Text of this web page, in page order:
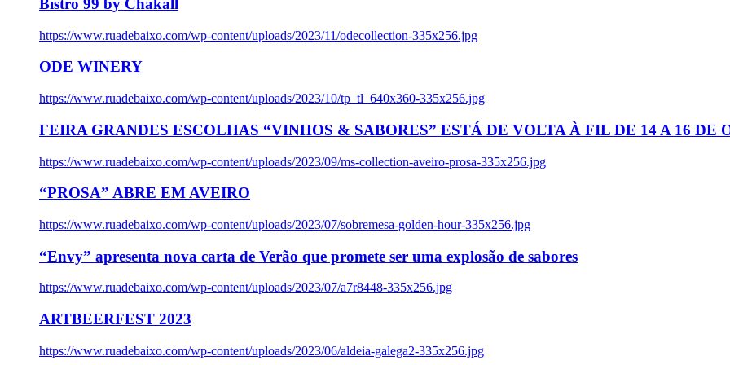
Bistro 99 by Chakall
https://www.ruadebaixo.com/wp-content/uploads/2023/11/odecollection-335x256.jpg
ODE WINERY
https://www.ruadebaixo.com/wp-content/uploads/2023/10/tp_tl_640x360-335x256.jpg
FEIRA GRANDES ESCOLHAS “VINHOS & SABORES” ESTÁ DE VOLTA À FIL DE 14 A 16 DE
https://www.ruadebaixo.com/wp-content/uploads/2023/09/ms-collection-aveiro-prosa-335x256.jpg
“PROSA” ABRE EM AVEIRO
https://www.ruadebaixo.com/wp-content/uploads/2023/07/sobremesa-golden-hour-335x256.jpg
“Envy” apresenta nova carta de Verão que promete ser uma explosão de sabores
https://www.ruadebaixo.com/wp-content/uploads/2023/07/a7r8448-335x256.jpg
ARTBEERFEST 2023
https://www.ruadebaixo.com/wp-content/uploads/2023/06/aldeia-galega2-335x256.jpg